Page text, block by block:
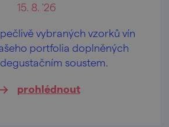
15. 8. '26
vybraných vzorků vín
portfolia doplněných
soustem.
prohlédnout